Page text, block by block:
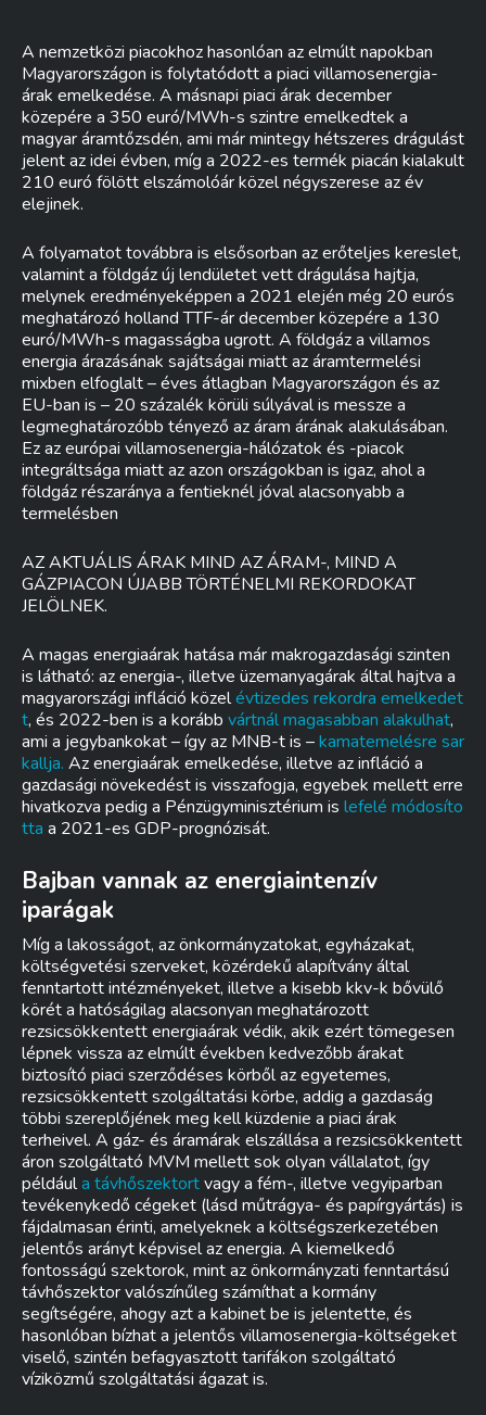
A nemzetközi piacokhoz hasonlóan az elmúlt napokban
Magyarországon is folytatódott a piaci villamosenergia-
árak emelkedése. A másnapi piaci árak december
közepére a 350 euró/MWh-s szintre emelkedtek a
magyar áramtőzsdén, ami már mintegy hétszeres drágulást
jelent az idei évben, míg a 2022-es termék piacán kialakult
210 euró fölött elszámolóár közel négyszerese az év
elejinek.
A folyamatot továbbra is elsősorban az erőteljes kereslet,
valamint a földgáz új lendületet vett drágulása hajtja,
melynek eredményeképpen a 2021 elején még 20 eurós
meghatározó holland TTF-ár december közepére a 130
euró/MWh-s magasságba ugrott. A földgáz a villamos
energia árazásának sajátságai miatt az áramtermelési
mixben elfoglalt – éves átlagban Magyarországon és az
EU-ban is – 20 százalék körüli súlyával is messze a
legmeghatározóbb tényező az áram árának alakulásában.
Ez az európai villamosenergia-hálózatok és -piacok
integráltsága miatt az azon országokban is igaz, ahol a
földgáz részaránya a fentieknél jóval alacsonyabb a
termelésben
AZ AKTUÁLIS ÁRAK MIND AZ ÁRAM-, MIND A
GÁZPIACON ÚJABB TÖRTÉNELMI REKORDOKAT
JELÖLNEK.
A magas energiaárak hatása már makrogazdasági szinten
is látható: az energia-, illetve üzemanyagárak által hajtva a
magyarországi infláció közelévtizedes rekordra emelkedet
t, és 2022-ben is a korább vártnál magasabban alakulhat,
ami a jegybankokat – így az MNB-t is –kamatemelésre sar
kallja. Az energiaárak emelkedése, illetve az infláció a
gazdasági növekedést is visszafogja, egyebek mellett erre
hivatkozva pedig a Pénzügyminisztérium is lefelé módosíto
tta a 2021-es GDP-prognózisát.
Bajban vannak az energiaintenzív
iparágak
Míg a lakosságot, az önkormányzatokat, egyházakat,
költségvetési szerveket, közérdekű alapítvány által
fenntartott intézményeket, illetve a kisebb kkv-k bővülő
körét a hatóságilag alacsonyan meghatározott
rezsicsökkentett energiaárak védik, akik ezért tömegesen
lépnek vissza az elmúlt években kedvezőbb árakat
biztosító piaci szerződéses körből az egyetemes,
rezsicsökkentett szolgáltatási körbe, addig a gazdaság
többi szereplőjének meg kell küzdenie a piaci árak
terheivel. A gáz- és áramárak elszállása a rezsicsökkentett
áron szolgáltató MVM mellett sok olyan vállalatot, így
példáula távhőszektortvagy a fém-, illetve vegyiparban
tevékenykedő cégeket (lásd műtrágya- és papírgyártás) is
fájdalmasan érinti, amelyeknek a költségszerkezetében
jelentős arányt képvisel az energia. A kiemelkedő
fontosságú szektorok, mint az önkormányzati fenntartású
távhőszektor valószínűleg számíthat a kormány
segítségére, ahogy azt a kabinet be is jelentette, és
hasonlóban bízhat a jelentős villamosenergia-költségeket
viselő, szintén befagyasztott tarifákon szolgáltató
víziközmű szolgáltatási ágazat is.